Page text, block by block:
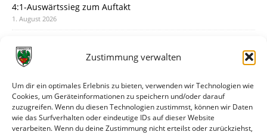
Zustimmung verwalten
Um dir ein optimales Erlebnis zu bieten, verwenden wir Technologien wie
Cookies, um Geräteinformationen zu speichern und/oder darauf
zuzugreifen. Wenn du diesen Technologien zustimmst, können wir Daten
wie das Surfverhalten oder eindeutige IDs auf dieser Website
verarbeiten. Wenn du deine Zustimmung nicht erteilst oder zurückziehst,
4:1-Auswärtssieg zum Auftakt
1. August 2026
31. Juli 2026
30. Juli 2026
Deine Spielminute: 89+1
28. Juli 2026